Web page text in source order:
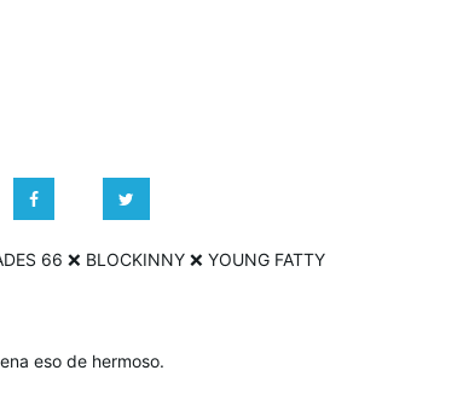
66 ❌ BLOCKINNY ❌ YOUNG FATTY
eso de hermoso.